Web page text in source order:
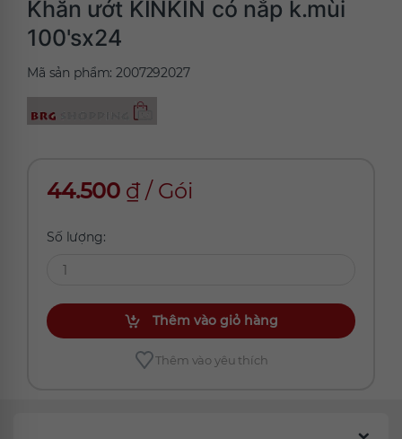
Khăn ướt KINKIN có nắp k.mùi
100'sx24
Mã sản phẩm:2007292027
44.500 ₫ / Gói
Số lượng:
Thêm vào giỏ hàng
Thêm vào yêu thích